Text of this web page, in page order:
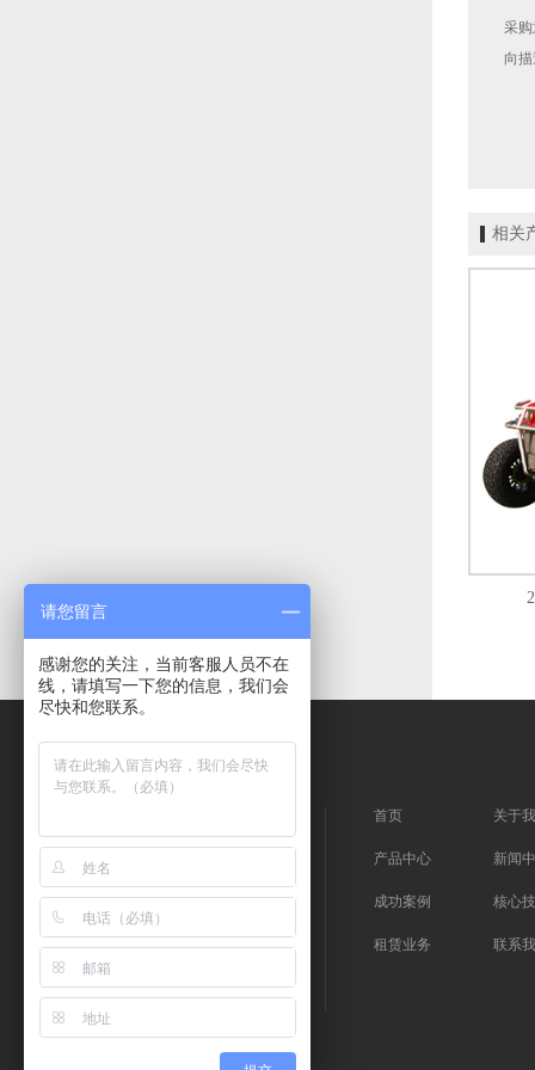
采
向描
相关
首页 关于
产品中心 新闻
成功案例 核心
租赁业务 联系
请您留言
感谢您的关注，当前客服人员不在
线，请填写一下您的信息，我们会
尽快和您联系。